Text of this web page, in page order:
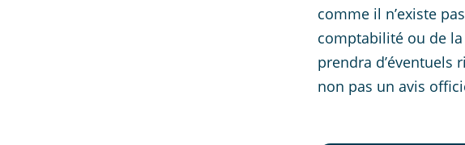
comme il n’existe
comptabilité ou de
prendra d’éventuels
non pas un avis